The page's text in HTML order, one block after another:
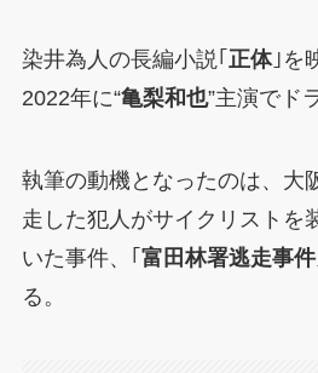
染井為人の長編小説｢ 正体｣を
2022年に“亀梨和也”主演でド
執筆の動機となったのは、大
走した犯人がサイクリストを
いた事件、｢ 富田林署逃走事件
る。